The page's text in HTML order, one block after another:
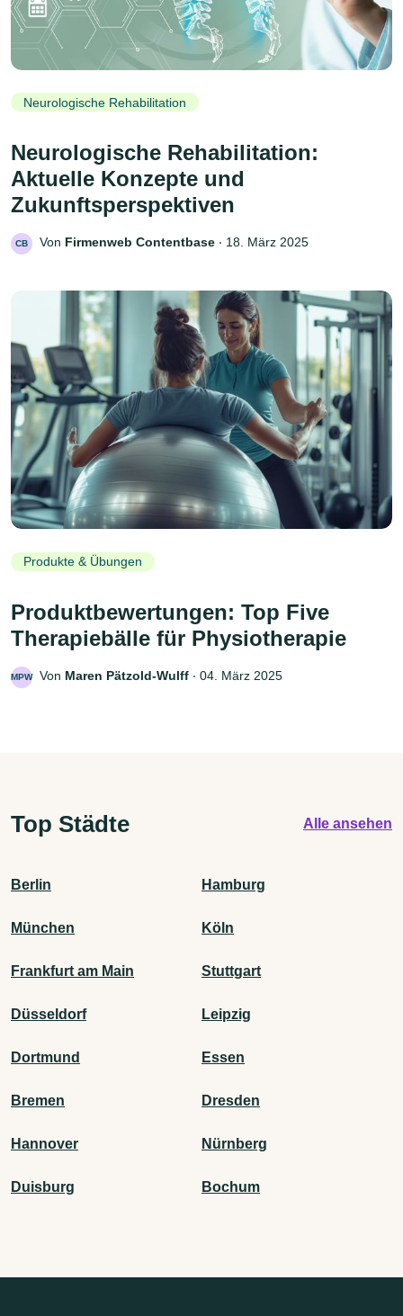
Neurologische Rehabilitation
Neurologische Rehabilitation:
Aktuelle Konzepte und
Zukunftsperspektiven
CB Von Firmenweb Contentbase ‧ 18. März 2025
Produkte & Übungen
Produktbewertungen: Top Five
Therapiebälle für Physiotherapie
MPW Von Maren Pätzold-Wulff ‧ 04. März 2025
Top Städte Alle ansehen
Berlin Hamburg
München Köln
Frankfurt am Main Stuttgart
Düsseldorf Leipzig
Dortmund Essen
Bremen Dresden
Hannover Nürnberg
Duisburg Bochum